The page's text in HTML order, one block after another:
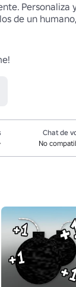
de un
Chat de
No